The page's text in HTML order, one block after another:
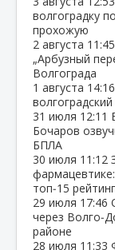
волгоградку
прохожую
2 августа 11:45
„Арбузный
Волгограда
1 августа 14:16
31 июля 12:11
Бочаров
БПЛА
30 июля 11:12
топ‑15
29 июля 17:46
через
районе
28 июля 11:33